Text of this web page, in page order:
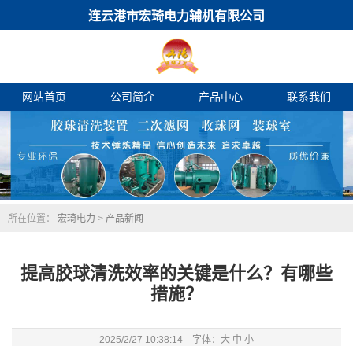
连云港市宏琦电力辅机有限公司
网站首页 公司简介 产品中心 联系我们
所在位置： 宏琦电力 > 产品新闻
提高胶球清洗效率的关键是什么？有哪些
措施？
2025/2/27 10:38:14 字体： 大 中 小